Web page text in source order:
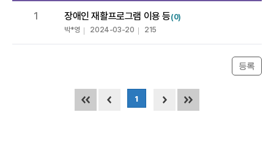
1 장애인 재활프로그램 이용 등(0)
박*영
2024-03-20 215
등록
현재 페이지
1